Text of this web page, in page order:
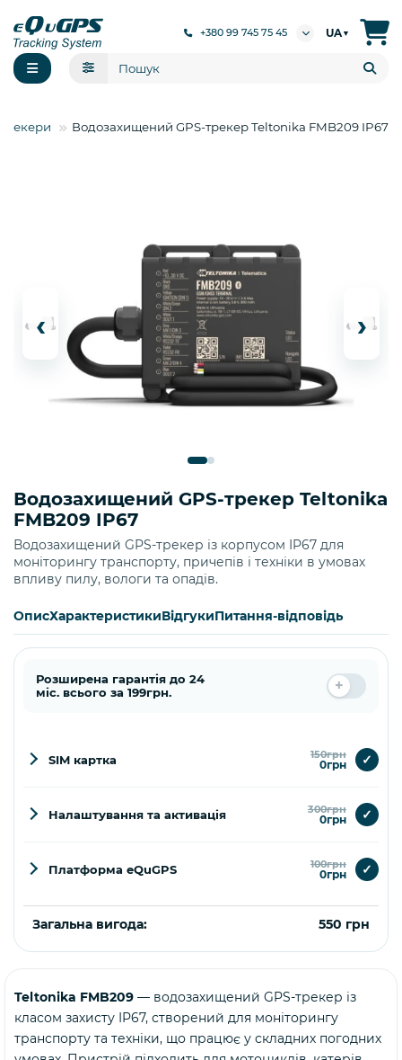
+380 99 745 75 45 UA▼
Водозахищений GPS-трекер Teltonika FMB209 IP67
‹ ›
Водозахищений GPS-трекер Teltonika
FMB209 IP67
Водозахищений GPS-трекер із корпусом IP67 для
моніторингу транспорту, причепів і техніки в умовах
впливу пилу, вологи та опадів.
ОписХарактеристикиВідгукиПитання-відповідь
Розширена гарантія до 24
міс. всього за 199грн.
SIM картка 150грн
0грн ✓
Налаштування та активація 300грн
0грн ✓
Платформа eQuGPS 100грн
0грн ✓
Загальна вигода: 550 грн
Купити
Teltonika FMB209 — водозахищений GPS-трекер із
класом захисту IP67, створений для моніторингу
транспорту та техніки, що працює у складних погодних